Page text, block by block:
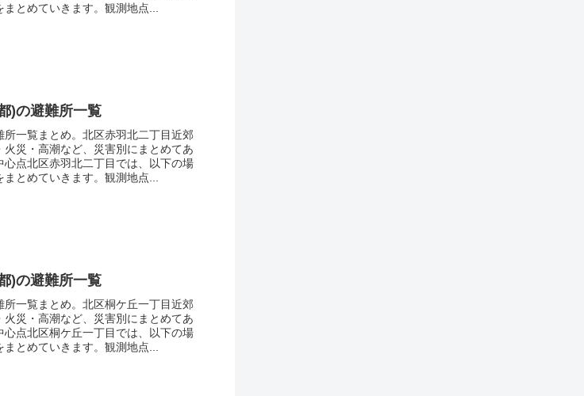
とめていきます。観測地点...
)の避難所一覧
一覧まとめ。北区赤羽北二丁目近郊
災・高潮など、災害別にまとめてあ
心点北区赤羽北二丁目では、以下の場
とめていきます。観測地点...
)の避難所一覧
一覧まとめ。北区桐ケ丘一丁目近郊
災・高潮など、災害別にまとめてあ
心点北区桐ケ丘一丁目では、以下の場
とめていきます。観測地点...